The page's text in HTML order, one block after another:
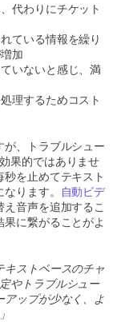
代わりにチケット
ている情報を繰り
加
いないと感じ、満
理するためコスト
が、トラブルシュー
果的ではありませ
を止めてテキスト
ります。
自動ビデ
音声を追加するこ
に繋がることがよ
キストベースのチャ
やトラブルシュー
アップが少なく、よ